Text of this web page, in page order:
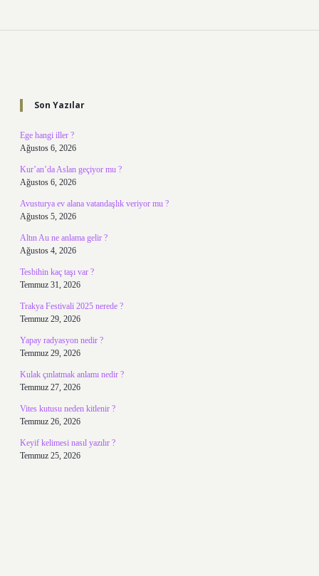
Son Yazılar
Ege hangi iller ?
Ağustos 6, 2026
Kur’an’da Aslan geçiyor mu ?
Ağustos 6, 2026
Avusturya ev alana vatandaşlık veriyor mu ?
Ağustos 5, 2026
Altın Au ne anlama gelir ?
Ağustos 4, 2026
Tesbihin kaç taşı var ?
Temmuz 31, 2026
Trakya Festivali 2025 nerede ?
Temmuz 29, 2026
Yapay radyasyon nedir ?
Temmuz 29, 2026
Kulak çınlatmak anlamı nedir ?
Temmuz 27, 2026
Vites kutusu neden kitlenir ?
Temmuz 26, 2026
Keyif kelimesi nasıl yazılır ?
Temmuz 25, 2026